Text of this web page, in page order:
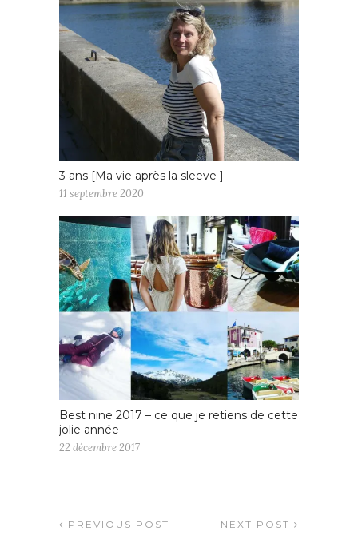
3 ans [Ma vie après la sleeve ]
11 septembre 2020
Best nine 2017 – ce que je retiens de cette
jolie année
22 décembre 2017
PREVIOUS POST NEXT POST